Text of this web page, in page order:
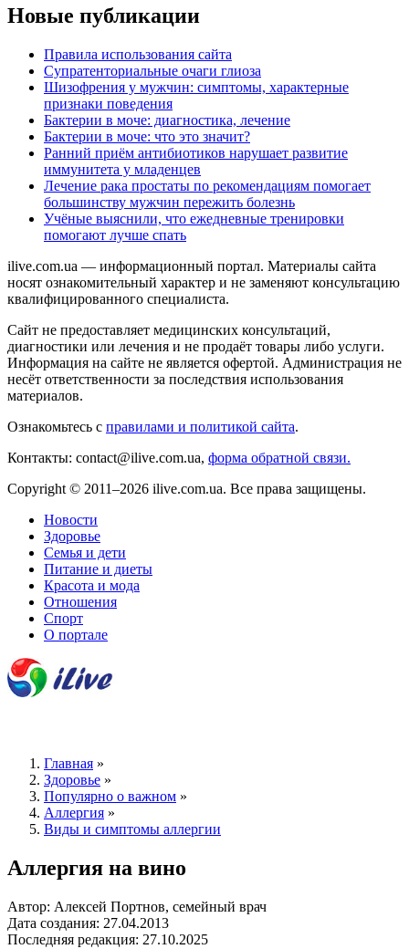
Новые публикации
Правила использования сайта
Супратенториальные очаги глиоза
Шизофрения у мужчин: симптомы, характерные
признаки поведения
Бактерии в моче: диагностика, лечение
Бактерии в моче: что это значит?
Ранний приём антибиотиков нарушает развитие
иммунитета у младенцев
Лечение рака простаты по рекомендациям помогает
большинству мужчин пережить болезнь
Учёные выяснили, что ежедневные тренировки
помогают лучше спать
ilive.com.ua — информационный портал. Материалы сайта
носят ознакомительный характер и не заменяют консультацию
квалифицированного специалиста.
Сайт не предоставляет медицинских консультаций,
диагностики или лечения и не продаёт товары либо услуги.
Информация на сайте не является офертой. Администрация не
несёт ответственности за последствия использования
материалов.
Ознакомьтесь с правилами и политикой сайта.
Контакты: contact@ilive.com.ua, форма обратной связи.
Copyright © 2011–2026 ilive.com.ua. Все права защищены.
Новости
Здоровье
Семья и дети
Питание и диеты
Красота и мода
Отношения
Спорт
О портале
Главная »
Здоровье »
Популярно о важном »
Аллергия »
Виды и симптомы аллергии
Аллергия на вино
Автор: Алексей Портнов, семейный врач
Дата создания: 27.04.2013
Последняя редакция: 27.10.2025